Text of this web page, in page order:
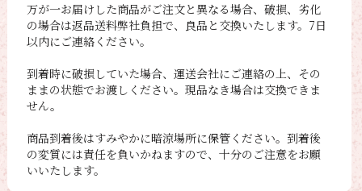
万が一お届けした商品がご注文と異なる場合、破損、劣化
の場合は返品送料弊社負担で、良品と交換いたします。7日
以内にご連絡ください。
到着時に破損していた場合、運送会社にご連絡の上、その
ままの状態でお渡しください。現品なき場合は交換できま
せん。
商品到着後はすみやかに暗涼場所に保管ください。到着後
の変質には責任を負いかねますので、十分のご注意をお願
いいたします。